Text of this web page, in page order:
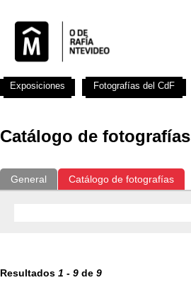
Catálogo de fotografías
General Catálogo de fotografías
Resultados 1 - 9 de 9
Exposiciones Fotografías del CdF